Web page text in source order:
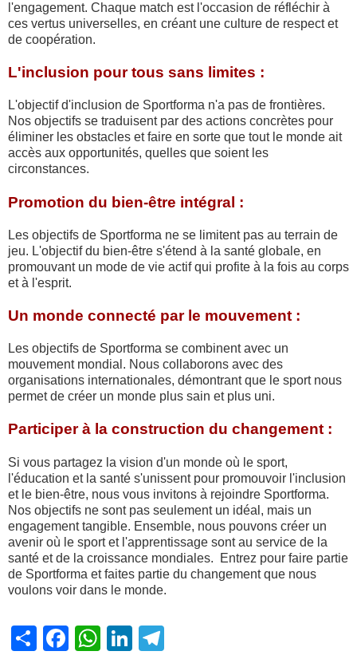
l'engagement. Chaque match est l'occasion de réfléchir à
ces vertus universelles, en créant une culture de respect et
de coopération.
L'inclusion pour tous sans limites :
L'objectif d'inclusion de Sportforma n'a pas de frontières.
Nos objectifs se traduisent par des actions concrètes pour
éliminer les obstacles et faire en sorte que tout le monde ait
accès aux opportunités, quelles que soient les
circonstances.
Promotion du bien-être intégral :
Les objectifs de Sportforma ne se limitent pas au terrain de
jeu. L'objectif du bien-être s'étend à la santé globale, en
promouvant un mode de vie actif qui profite à la fois au corps
et à l'esprit.
Un monde connecté par le mouvement :
Les objectifs de Sportforma se combinent avec un
mouvement mondial. Nous collaborons avec des
organisations internationales, démontrant que le sport nous
permet de créer un monde plus sain et plus uni.
Participer à la construction du changement :
Si vous partagez la vision d'un monde où le sport,
l'éducation et la santé s'unissent pour promouvoir l'inclusion
et le bien-être, nous vous invitons à rejoindre Sportforma.
Nos objectifs ne sont pas seulement un idéal, mais un
engagement tangible. Ensemble, nous pouvons créer un
avenir où le sport et l'apprentissage sont au service de la
santé et de la croissance mondiales. Entrez pour faire partie
de Sportforma et faites partie du changement que nous
voulons voir dans le monde.
ShareFacebook
WhatsApp
LinkedIn